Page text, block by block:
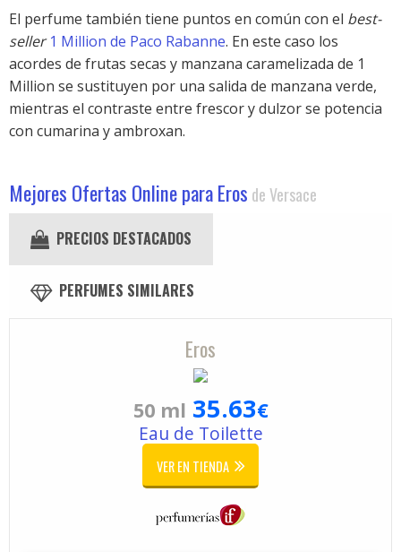
El perfume también tiene puntos en común con el best-
seller 1 Million de Paco Rabanne. En este caso los
acordes de frutas secas y manzana caramelizada de 1
Million se sustituyen por una salida de manzana verde,
mientras el contraste entre frescor y dulzor se potencia
con cumarina y ambroxan.
Mejores Ofertas Online para Eros de Versace
PRECIOS DESTACADOS
PERFUMES SIMILARES
Eros
50 ml 35.63€
Eau de Toilette
VER EN TIENDA